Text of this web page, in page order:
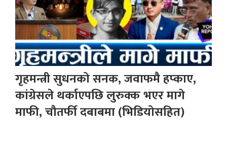
गृहमन्त्री सुधनको सनक, जवाफमै हप्काए,
कांग्रेसले थर्काएपछि लुरुक्क भएर मागे
माफी, चौतर्फी दबाबमा (भिडियोसहित)